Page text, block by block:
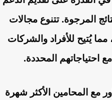
المرجوة. تتنوع مجالات
يُتيح للأفراد والشركات
احتياجاتهم المحددة.
مع المحامين الأكثر شهرة